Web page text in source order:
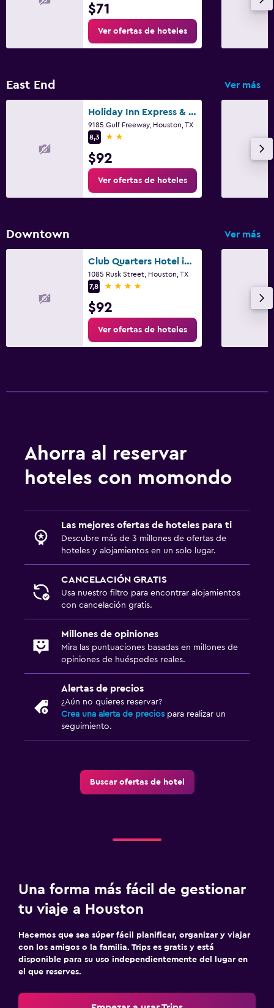
$71
Ver ofertas de hoteles
East End Ver más
Holiday Inn Express & Suites Houston - Hobby Airport Area By IHG
9185 Gulf Freeway, Houston, TX
8,3
2 estrellas
$92
Ver ofertas de hoteles
Downtown Ver más
Club Quarters Hotel in Houston
1085 Rusk Street, Houston, TX
7,8
4 estrellas
$92
Ver ofertas de hoteles
Ahorra al reservar
hoteles con momondo
Las mejores ofertas de hoteles para ti
Descubre más de 3 millones de ofertas de
hoteles y alojamientos en un solo lugar.
CANCELACIÓN GRATIS
Usa nuestro filtro para encontrar alojamientos
con cancelación gratis.
Millones de opiniones
Mira las puntuaciones basadas en millones de
opiniones de huéspedes reales.
Alertas de precios
¿Aún no quieres reservar?
Crea una alerta de precios para realizar un
seguimiento.
Buscar ofertas de hotel
Una forma más fácil de gestionar
tu viaje a Houston
Hacemos que sea súper fácil planificar, organizar y viajar
con los amigos o la familia. Trips es gratis y está
disponible para su uso independientemente del lugar en
el que reserves.